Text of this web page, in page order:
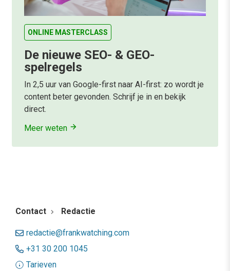
ONLINE MASTERCLASS
De nieuwe SEO- & GEO-
spelregels
In 2,5 uur van Google-first naar AI-first: zo wordt je
content beter gevonden. Schrijf je in en bekijk
direct.
Meer weten
Contact Redactie
redactie@frankwatching.com
+31 30 200 1045
Tarieven